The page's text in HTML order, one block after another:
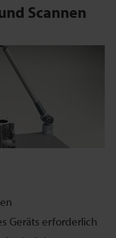
Scannen
Geräts erforderlich